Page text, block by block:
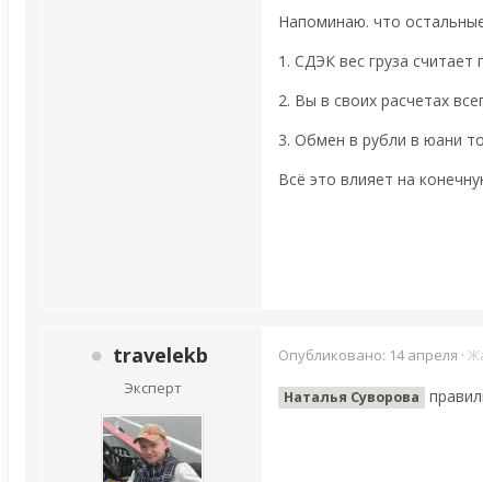
Напоминаю. что
1. СДЭК вес груза
2. Вы в своих расчетах
3. Обмен в рубли в юани
Всё это влияет на
travelekb
Эксперт
Опубликовано: 14 апреля ·
Наталья Суворова